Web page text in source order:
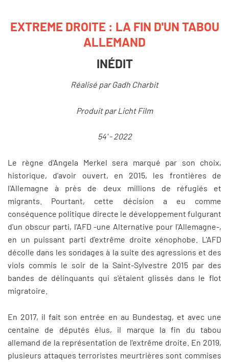
EXTREME DROITE : LA FIN D'UN TABOU
ALLEMAND
INÉDIT
Réalisé par Gadh Charbit
Produit par Licht Film
54' - 2022
Le règne d'Angela Merkel sera marqué par son choix,
historique, d'avoir ouvert, en 2015, les frontières de
l'Allemagne à près de deux millions de réfugiés et
migrants. Pourtant, cette décision a eu comme
conséquence politique directe le développement fulgurant
d'un obscur parti, l'AFD -une Alternative pour l'Allemagne-,
en un puissant parti d'extrême droite xénophobe. L'AFD
décolle dans les sondages à la suite des agressions et des
viols commis le soir de la Saint-Sylvestre 2015 par des
bandes de délinquants qui s'étaient glissés dans le flot
migratoire.
En 2017, il fait son entrée en au Bundestag, et avec une
centaine de députés élus, il marque la fin du tabou
allemand de la représentation de l'extrême droite. En 2019,
plusieurs attaques terroristes meurtrières sont commises